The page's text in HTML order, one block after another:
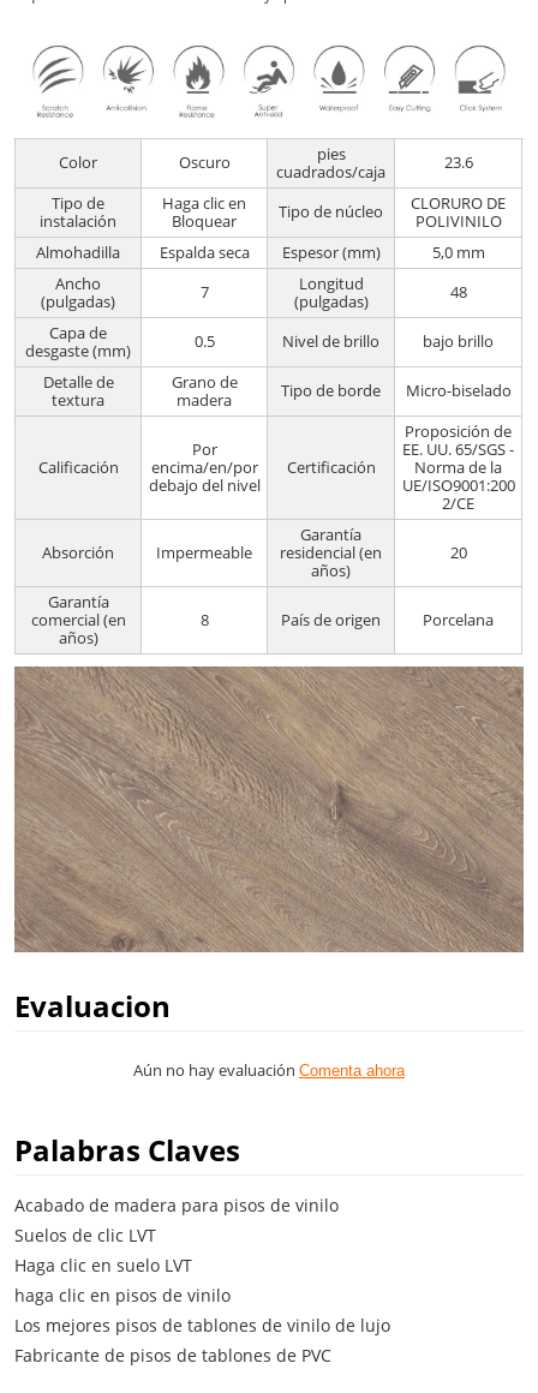
Color Oscuro
pies
cuadrados/caja
23.6
Tipo de
instalación
Haga clic en
Bloquear
Tipo de núcleo
CLORURO DE
POLIVINILO
Almohadilla
Espalda seca Espesor (mm)
5,0 mm
Ancho
(pulgadas)
7
Longitud
(pulgadas)
48
Capa de
desgaste (mm)
0.5 Nivel de brillo
bajo brillo
Detalle de
textura
Grano de
madera
Tipo de borde Micro-biselado
Calificación
Por
encima/en/por
debajo del nivel
Certificación
Proposición de
EE. UU. 65/SGS -
Norma de la
UE/ISO9001:200
2/CE
Absorción Impermeable
Garantía
residencial (en
años)
20
Garantía
comercial (en
años)
8 País de origen Porcelana
Evaluacion
Aún no hay evaluación Comenta ahora
Palabras Claves
Acabado de madera para pisos de vinilo
Suelos de clic LVT
Haga clic en suelo LVT
haga clic en pisos de vinilo
Los mejores pisos de tablones de vinilo de lujo
Fabricante de pisos de tablones de PVC